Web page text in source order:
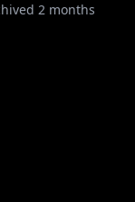
2 months